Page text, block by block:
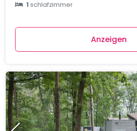
1schlafzimmer
Anzeigen